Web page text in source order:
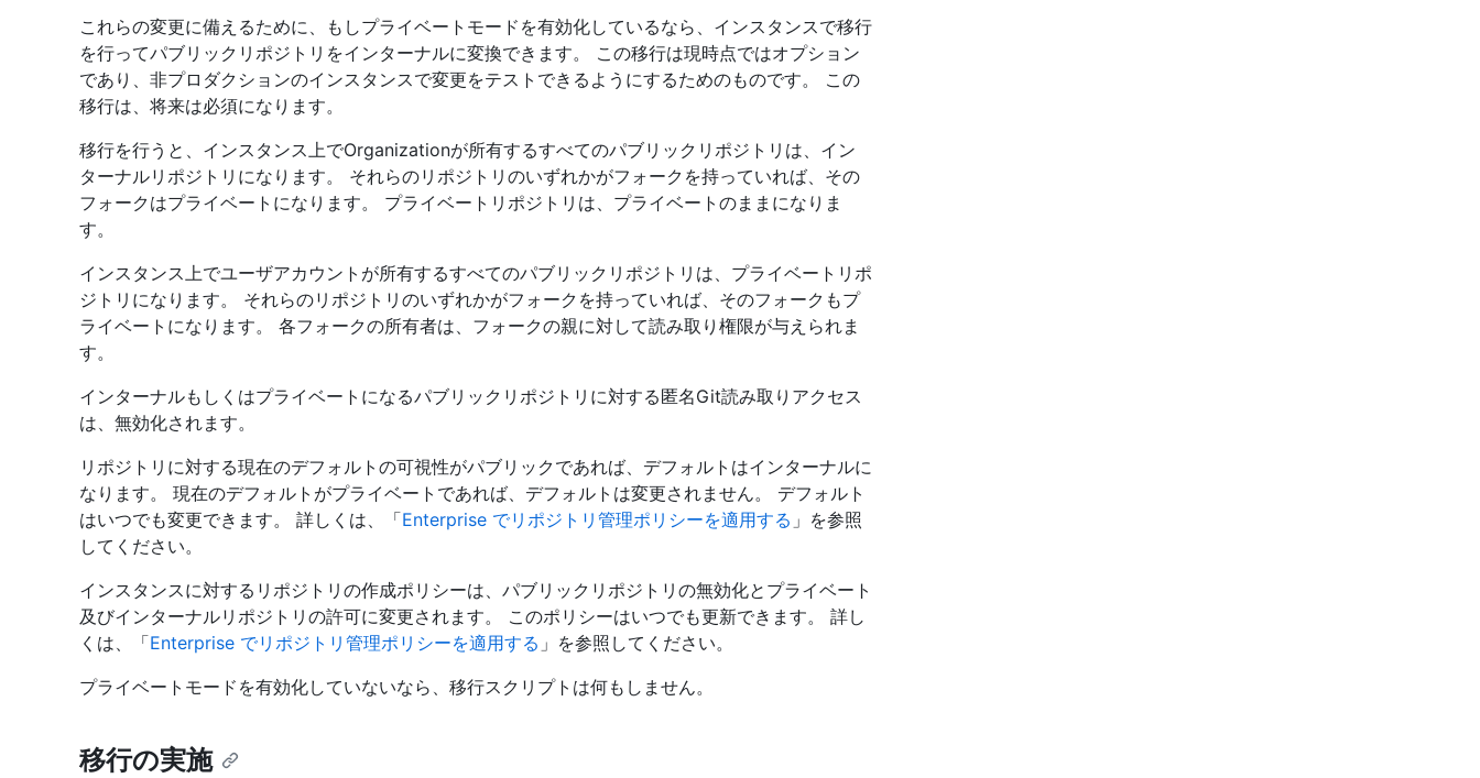
これらの変更に備えるために、もしプライベートモードを有効化しているなら、インスタンスで移行
を行ってパブリックリポジトリをインターナルに変換できます。 この移行は現時点ではオプション
であり、非プロダクションのインスタンスで変更をテストできるようにするためのものです。 この
移行は、将来は必須になります。
移行を行うと、インスタンス上でOrganizationが所有するすべてのパブリックリポジトリは、イン
ターナルリポジトリになります。 それらのリポジトリのいずれかがフォークを持っていれば、その
フォークはプライベートになります。 プライベートリポジトリは、プライベートのままになりま
す。
インスタンス上でユーザアカウントが所有するすべてのパブリックリポジトリは、プライベートリポ
ジトリになります。 それらのリポジトリのいずれかがフォークを持っていれば、そのフォークもプ
ライベートになります。 各フォークの所有者は、フォークの親に対して読み取り権限が与えられま
す。
インターナルもしくはプライベートになるパブリックリポジトリに対する匿名Git読み取りアクセス
は、無効化されます。
リポジトリに対する現在のデフォルトの可視性がパブリックであれば、デフォルトはインターナルに
なります。 現在のデフォルトがプライベートであれば、デフォルトは変更されません。 デフォルト
はいつでも変更できます。 詳しくは、「Enterprise でリポジトリ管理ポリシーを適用する 」を参照
してください。
インスタンスに対するリポジトリの作成ポリシーは、パブリックリポジトリの無効化とプライベート
及びインターナルリポジトリの許可に変更されます。 このポリシーはいつでも更新できます。 詳し
くは、「Enterprise でリポジトリ管理ポリシーを適用する 」を参照してください。
プライベートモードを有効化していないなら、移行スクリプトは何もしません。
移行の実施